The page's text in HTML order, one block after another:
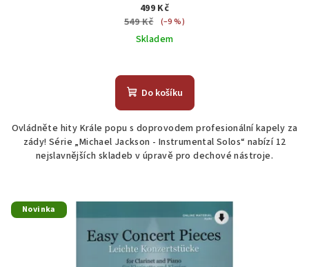
499 Kč
549 Kč
(–9 %)
Skladem
Do košíku
Ovládněte hity Krále popu s doprovodem profesionální kapely za
zády! Série „Michael Jackson - Instrumental Solos“ nabízí 12
nejslavnějších skladeb v úpravě pro dechové nástroje.
Novinka